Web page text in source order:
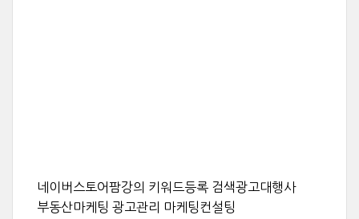
네이버스토어팜강의 키워드등록 검색광고대행사
부동산마케팅 광고관리 마케팅컨설팅